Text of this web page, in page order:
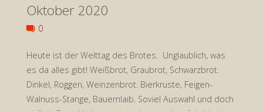
Oktober 2020
0
Heute ist der Welttag des Brotes. Unglaublich, was
es da alles gibt! Weißbrot, Graubrot, Schwarzbrot.
Dinkel, Roggen, Weinzenbrot. Bierkruste, Feigen-
Walnuss-Stange, Bauernlaib. Soviel Auswahl und doch